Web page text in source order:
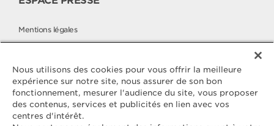
Mentions légales
Politique de protection des données
Contactez
Nous utilisons des cookies pour vous offrir la meilleure
expérience sur notre site, nous assurer de son bon
fonctionnement, mesurer l'audience du site, vous proposer
des contenus, services et publicités en lien avec vos
centres d'intérêt.